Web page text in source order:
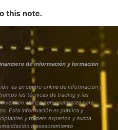
this note.
de información y formación
es un centro online de información y
las técnicas de trading y las
utiliza personalmente para
Esta Información es pública y
y traders expertos y nunca
o asesoramiento